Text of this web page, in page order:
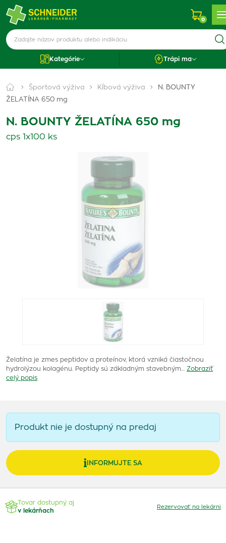
0
Kategórie Trápi ma
Športová výživa Kĺbová výživa
N. BOUNTY
ŽELATÍNA 650 mg
N. BOUNTY ŽELATÍNA 650 mg
cps 1x100 ks
Želatína je zmes peptidov a proteínov, ktorá vzniká čiastočnou
hydrolýzou kolagénu. Peptidy sú základným stavebným…
Zobraziť
celý popis
Produkt nie je dostupný na predaj
INFORMUJTE SA
Tovar dostupný aj
v lekárňach
Rezervovať na lekárni